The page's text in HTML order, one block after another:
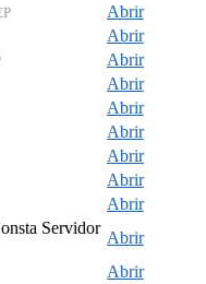
Abrir
Abrir
Abrir
Abrir
Abrir
Abrir
Abrir
Abrir
Abrir
Servidor
Abrir
Abrir